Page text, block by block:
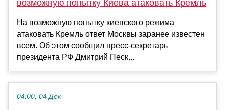
возможную попытку Киева атаковать Кремль
На возможную попытку киевского режима
атаковать Кремль ответ Москвы заранее известен
всем. Об этом сообщил пресс-секретарь
президента РФ Дмитрий Песк...
04:00, 04 Дек